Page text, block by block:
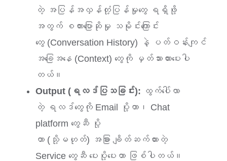
တဲ့ အပြန်အလှန်တုံ့ပြန်မှုတွေ ရရှိဖို့
အတွက် စကားပြောဆိုမှု သမိုင်းကြောင်း
တွေ (Conversation History) နဲ့ ပတ်ဝန်းကျင်
အခြေအနေ (Context) တွေကို မှတ်သားထားပေးပါ
တယ်။
Output (ရလဒ်ပြသခြင်း): ထွက်ပေါ်လာ
တဲ့ ရလဒ်တွေကို Email ပို့တာ၊ Chat
platform တွေဆီ ပို့
တာ (သို့မဟုတ်) အခြား ချိတ်ဆက်ထားတဲ့
Service တွေဆီ ပေးပို့ပေးတာ ဖြစ်ပါတယ်။